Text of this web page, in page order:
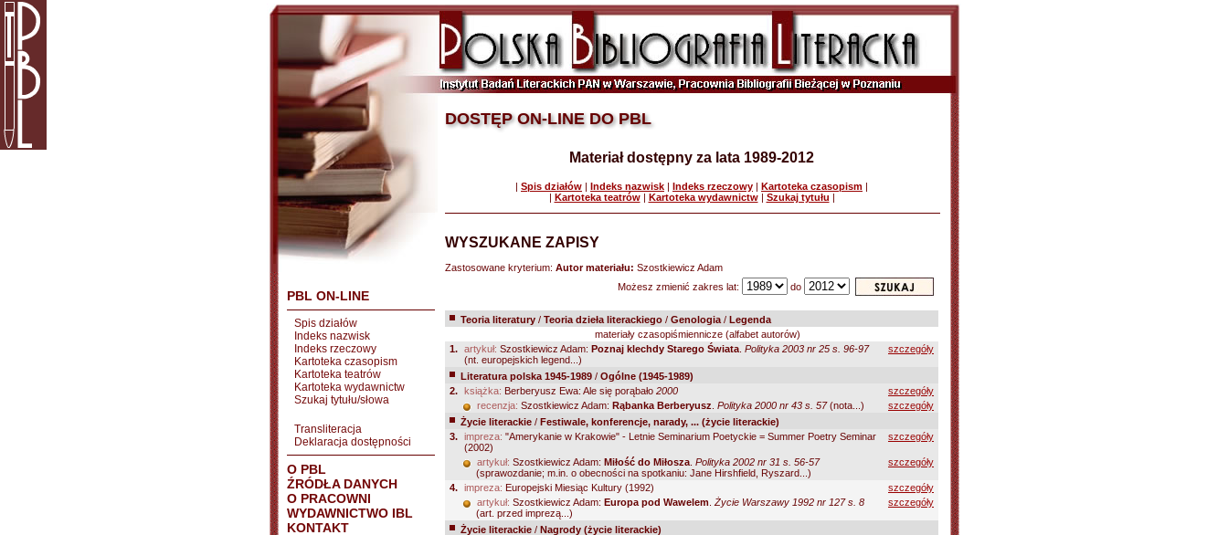
PBL ON-LINE
Spis działów
Indeks nazwisk
Indeks rzeczowy
Kartoteka czasopism
Kartoteka teatrów
Kartoteka wydawnictw
Szukaj tytułu/słowa
Transliteracja
Deklaracja dostępności
O PBL
ŹRÓDŁA DANYCH
O PRACOWNI
WYDAWNICTWO IBL
KONTAKT
DOSTĘP ON-LINE DO PBL
Materiał dostępny za lata 1989-2012
| Spis działów | Indeks nazwisk | Indeks rzeczowy | Kartoteka czasopism |
| Kartoteka teatrów| Kartoteka wydawnictw| Szukaj tytułu |
WYSZUKANE ZAPISY
Zastosowane kryterium: Autor materiału: Szostkiewicz Adam
Możesz zmienić zakres lat:
do
Teoria literatury / Teoria dzieła literackiego / Genologia / Legenda
materiały czasopiśmiennicze (alfabet autorów)
1. artykuł: Szostkiewicz Adam: Poznaj klechdy Starego Świata Polityka 2003 nr 25 s. 96-97
(nt. europejskich legend...)
szczegóły
Literatura polska 1945-1989 / Ogólne (1945-1989)
2. książka: Berberyusz Ewa: Ale się porąbało 2000
szczegóły
recenzja: Szostkiewicz Adam: Rąbanka Berberyusz Polityka 2000 nr 43 s. 57(nota...)
szczegóły
Życie literackie / Festiwale, konferencje, narady, ... (życie literackie)
3. impreza: "Amerykanie w Krakowie" - Letnie Seminarium Poetyckie = Summer Poetry Seminar
(2002)
szczegóły
artykuł: Szostkiewicz Adam: Miłość do Miłosza Polityka 2002 nr 31 s. 56-57
(sprawozdanie; m.in. o obecności na spotkaniu: Jane Hirshfield, Ryszard...)
szczegóły
4. impreza: Europejski Miesiąc Kultury (1992)
szczegóły
artykuł: Szostkiewicz Adam: Europa pod Wawelem Życie Warszawy 1992 nr 127 s. 8
(art. przed imprezą...)
szczegóły
Życie literackie / Nagrody (życie literackie)